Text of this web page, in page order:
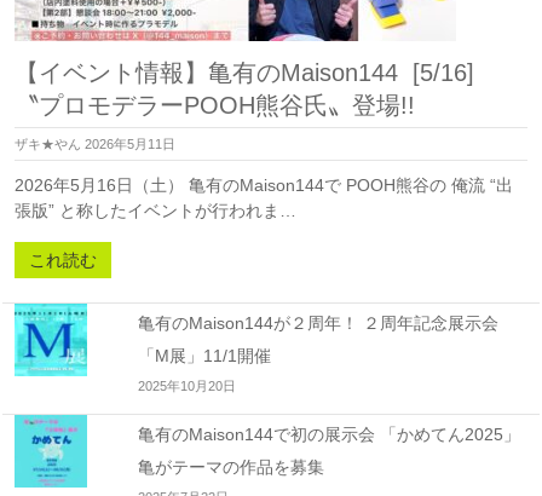
【イベント情報】亀有のMaison144 [5/16]
〝プロモデラーPOOH熊谷氏〟登場!!
ザキ★やん 2026年5月11日
2026年5月16日（土） 亀有のMaison144で POOH熊谷の 俺流 “出
張版” と称したイベントが行われま…
これ読む
亀有のMaison144が２周年！ ２周年記念展示会
「M展」11/1開催
2025年10月20日
亀有のMaison144で初の展示会 「かめてん2025」
亀がテーマの作品を募集